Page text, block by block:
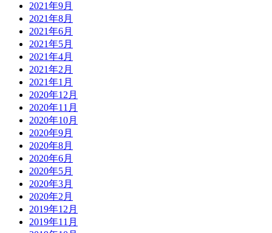
2021年9月
2021年8月
2021年6月
2021年5月
2021年4月
2021年2月
2021年1月
2020年12月
2020年11月
2020年10月
2020年9月
2020年8月
2020年6月
2020年5月
2020年3月
2020年2月
2019年12月
2019年11月